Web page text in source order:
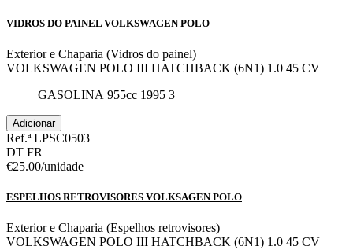
VIDROS DO PAINEL VOLKSWAGEN POLO
Exterior e Chaparia (Vidros do painel)
VOLKSWAGEN POLO III HATCHBACK (6N1) 1.0 45 CV
GASOLINA 955cc 1995 3
Adicionar
Ref.ª LPSC0503
DT FR
€25.00/unidade
ESPELHOS RETROVISORES VOLKSAGEN POLO
Exterior e Chaparia (Espelhos retrovisores)
VOLKSWAGEN POLO III HATCHBACK (6N1) 1.0 45 CV